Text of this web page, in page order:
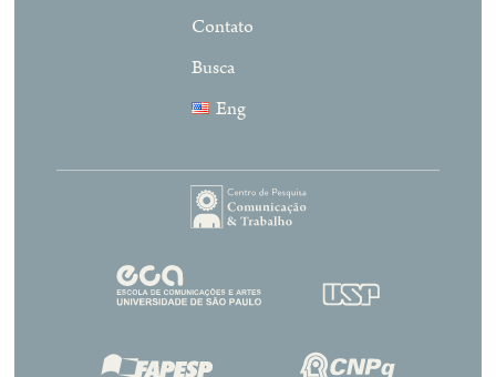
Contato
Busca
Eng